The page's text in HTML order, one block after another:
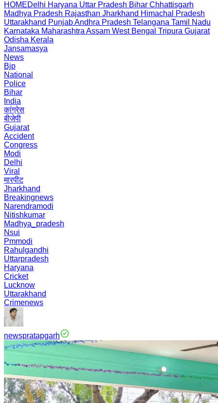
HOMEDelhi Haryana Uttar Pradesh Bihar Chhattisgarh
Madhya Pradesh Rajasthan Jharkhand Himachal Pradesh
Uttarakhand PunjabAndhra Pradesh Telangana Tamil Nadu
Karnataka Maharashtra Assam West Bengal Tripura Gujarat
Odisha Kerala
Jansamasya
News
Bjp
National
Police
Bihar
India
कांग्रेस
बीजेपी
Gujarat
Accident
Congress
Modi
Delhi
Viral
मारपीट
Jharkhand
Breakingnews
Narendramodi
Nitishkumar
Madhya_pradesh
Nsui
Pmmodi
Rahulgandhi
Uttarpradesh
Haryana
Cricket
Lucknow
Uttarakhand
Crimenews
newspratapgarh